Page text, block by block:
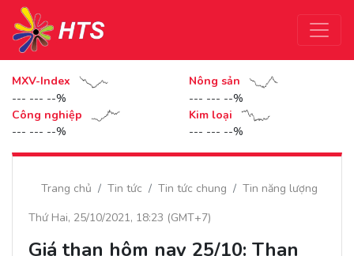
MXV-Index
--- --- --%
Nông sản
--- --- --%
Công nghiệp
--- --- --%
Kim loại
--- --- --%
Trang chủ Tin tức Tin tức chung
Tin năng lượng
Thứ Hai, 25/10/2021, 18:23 (GMT+7)
Giá than hôm nay 25/10: Than